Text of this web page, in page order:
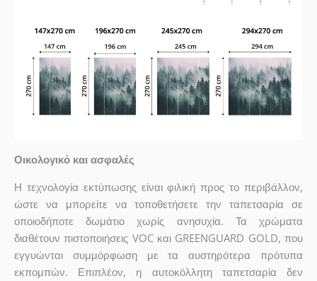
Οικολογικό και ασφαλές
Η τεχνολογία εκτύπωσης είναι φιλική προς το περιβάλλον,
ώστε να μπορείτε να τοποθετήσετε την ταπετσαρία σε
οποιοδήποτε δωμάτιο χωρίς ανησυχία. Τα χρώματα
διαθέτουν πιστοποιήσεις VOC και GREENGUARD GOLD, που
εγγυώνται συμμόρφωση με τα αυστηρότερα πρότυπα
εκπομπών. Επιπλέον, η αυτοκόλλητη ταπετσαρία δεν